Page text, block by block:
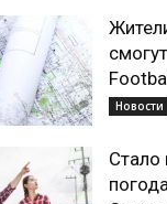
Новости
Стало